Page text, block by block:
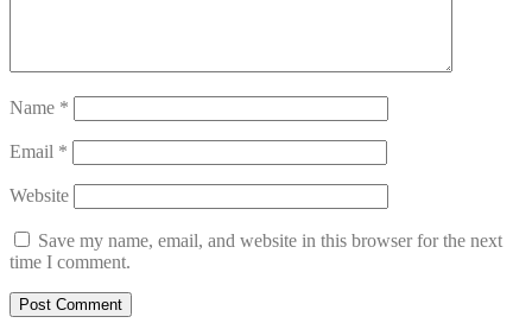
Name *
Email *
Website
Save my name, email, and website in this browser for the next
time I comment.